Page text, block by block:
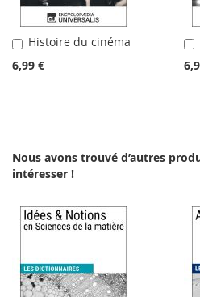
Histoire du cinéma
6,99 €
Ajouter
au
panier
Nous avons trouvé d’autres
intéresser !